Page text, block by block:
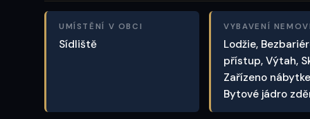
UMÍSTĚNÍ V OBCI
Sídliště
VYBAVENÍ
Lodžie,
přístup, Výtah,
Zařízeno
Bytové jádro